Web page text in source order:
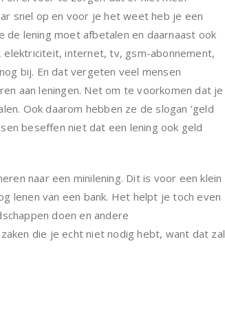
snel op en voor je het weet heb je een
lening moet afbetalen en daarnaast ook
internet, tv, gsm-abonnement,
bij. En dat vergeten veel mensen
aan leningen. Net om te voorkomen dat je
Ook daarom hebben ze de slogan ‘geld
beseffen niet dat een lening ook geld
naar een minilening. Dit is voor een klein
lenen van een bank. Het helpt je toch even
doen en andere
die je echt niet nodig hebt, want dat zal